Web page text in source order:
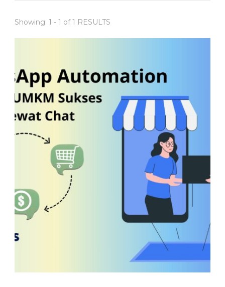
Showing: 1 - 1 of 1 RESULTS